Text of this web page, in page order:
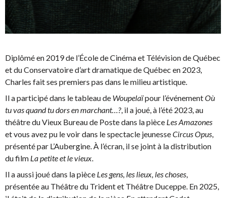
Diplômé en 2019 de l’École de Cinéma et Télévision de Québec
et du Conservatoire d’art dramatique de Québec en 2023,
Charles fait ses premiers pas dans le milieu artistique.
Il a participé dans le tableau de Woupelaïpour l’événementOù
tu vas quand tu dors en marchant…?, il a joué, à l’été 2023, au
théâtre du Vieux Bureau de Poste dans la pièce Les Amazones
et vous avez pu le voir dans le spectacle jeunesseCircus Opus,
présenté par L’Aubergine. À l’écran, il se joint à la distribution
du film La petite et le vieux.
Il a aussi joué dans la pièce Les gens, les lieux, les choses,
présentée au Théâtre du Trident et Théâtre Duceppe. En 2025,